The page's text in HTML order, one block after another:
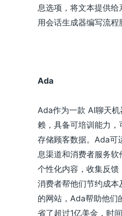
息选项，将文本提供给
用会话生成器编写流程
Ada
Ada作为一款 AI聊天
赖，具备可培训能力，
存储顾客数据。Ada可
息渠道和消费者服务软
个性化内容，收集反
消费者帮他们节约成本
的网站，Ada帮助他们
省了超过1亿美金，时